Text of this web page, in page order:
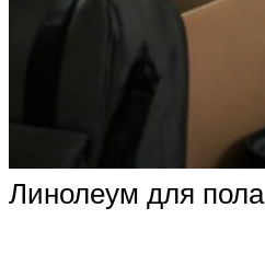
Линолеум для пола